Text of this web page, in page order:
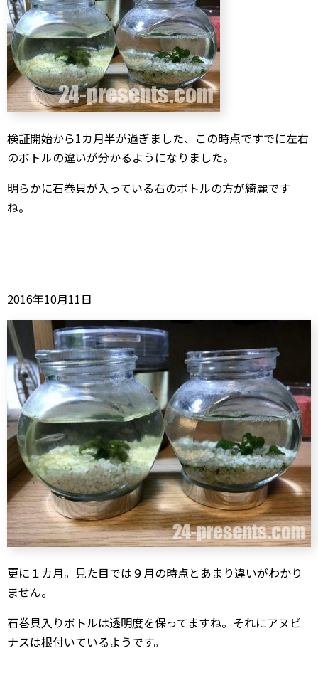
検証開始から1カ月半が過ぎました、この時点ですでに左右
のボトルの違いが分かるようになりました。
明らかに石巻貝が入っている右のボトルの方が綺麗です
ね。
2016年10月11日
更に１カ月。見た目では９月の時点とあまり違いがわかり
ません。
石巻貝入りボトルは透明度を保ってますね。それにアヌビ
ナスは根付いているようです。